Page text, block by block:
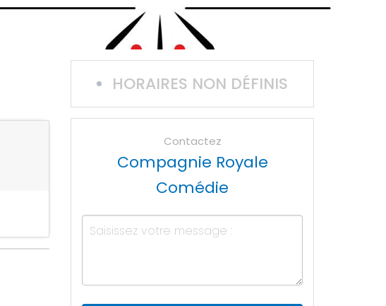
HORAIRES NON DÉFINIS
Contactez
Compagnie Royale
Comédie